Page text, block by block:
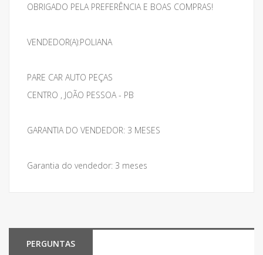
OBRIGADO PELA PREFERÊNCIA E BOAS COMPRAS!
VENDEDOR(A):POLIANA
PARE CAR AUTO PEÇAS
CENTRO , JOÃO PESSOA - PB
GARANTIA DO VENDEDOR: 3 MESES
Garantia do vendedor: 3 meses
PERGUNTAS